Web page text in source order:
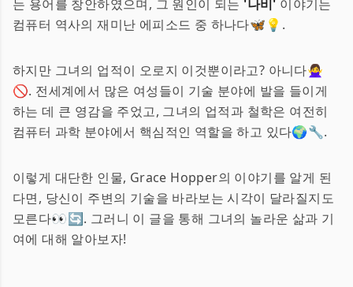
는 용어를 창안하였으며, 그 원인이 되는 '나비' 이야기는
컴퓨터 역사의 재미난 에피소드 중 하나다🦋💡.
하지만 그녀의 업적이 오로지 이것뿐이라고? 아니다🙅‍♀️
🚫. 전세계에서 많은 여성들이 기술 분야에 발을 들이게
하는 데 큰 영감을 주었고, 그녀의 업적과 철학은 여전히
컴퓨터 과학 분야에서 핵심적인 역할을 하고 있다🌍🔧.
이렇게 대단한 인물, Grace Hopper의 이야기를 알게 된
다면, 당신이 주변의 기술을 바라보는 시각이 달라질지도
모른다👀🔄. 그러니 이 글을 통해 그녀의 놀라운 삶과 기
여에 대해 알아보자!